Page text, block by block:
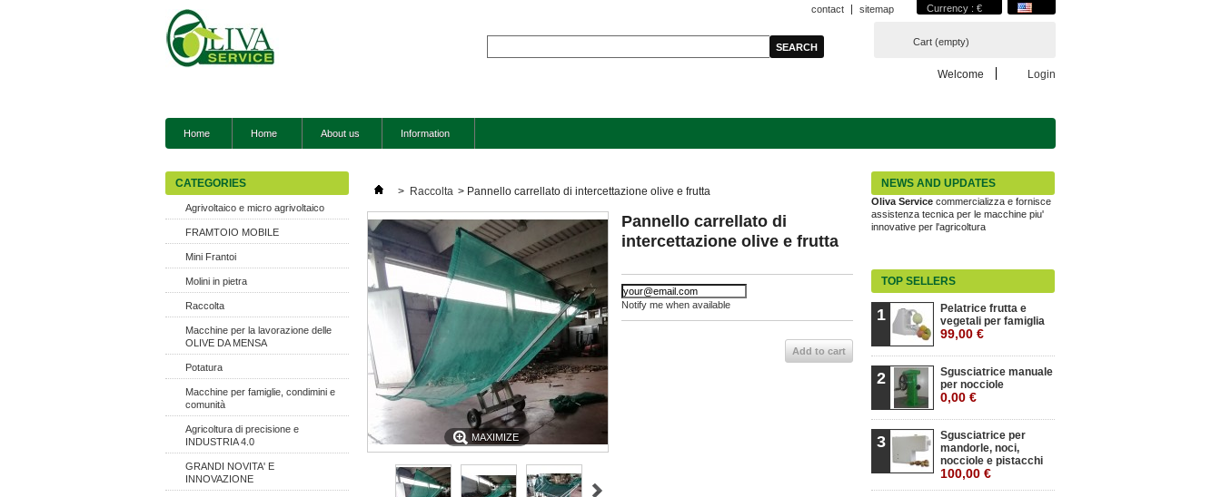
Currency : €
contact sitemap
Cart (empty)
Welcome Login
Home Home About us Information
CATEGORIES
Agrivoltaico e micro agrivoltaico
FRAMTOIO MOBILE
Mini Frantoi
Molini in pietra
Raccolta
Macchine per la lavorazione delle
OLIVE DA MENSA
Potatura
Macchine per famiglie, condimini e
comunità
Agricoltura di precisione e
INDUSTRIA 4.0
GRANDI NOVITA' E
INNOVAZIONE
> Raccolta > Pannello carrellato di intercettazione olive e frutta
MAXIMIZE
Pannello carrellato di
intercettazione olive e frutta
Notify me when available
Add to cart
NEWS AND UPDATES
La soluzione per l'ammodernamento delle
aziende agricole.
TOP SELLERS
1
Pelatrice frutta e
vegetali per famiglia
99,00 €
2
Sgusciatrice manuale
per nocciole
0,00 €
3
Sgusciatrice per
mandorle, noci,
nocciole e pistacchi
100,00 €